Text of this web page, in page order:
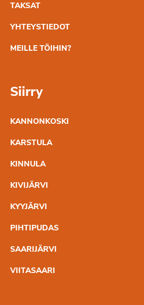
TAKSAT
YHTEYSTIEDOT
MEILLE TÖIHIN?
Siirry
KANNONKOSKI
KARSTULA
KINNULA
KIVIJÄRVI
KYYJÄRVI
PIHTIPUDAS
SAARIJÄRVI
VIITASAARI